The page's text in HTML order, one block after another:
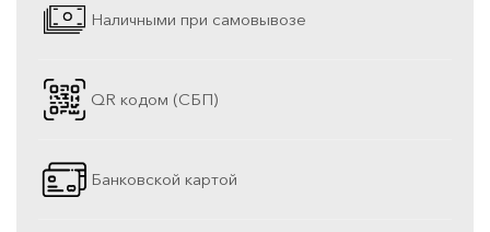
Наличными при самовывозе
QR кодом (СБП)
Банковской картой